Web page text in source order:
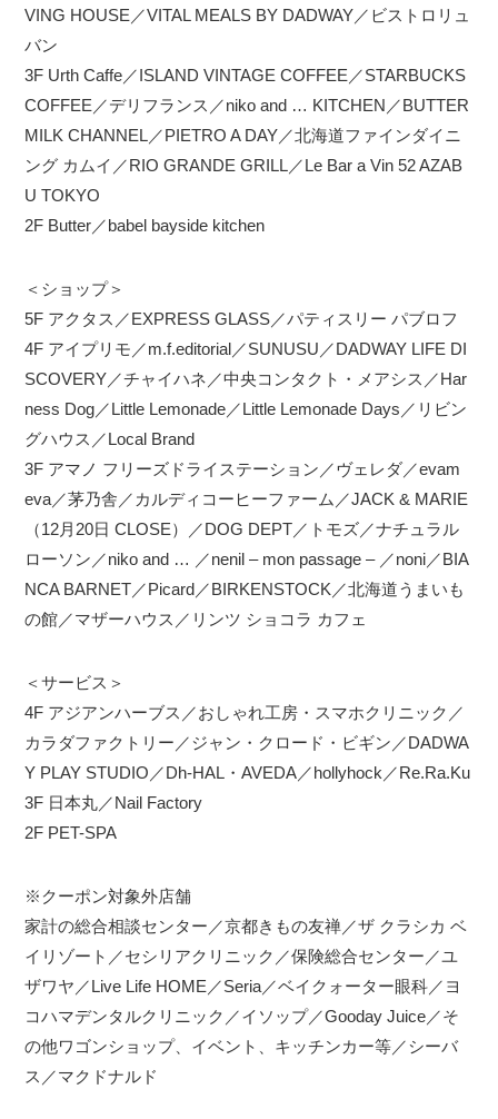
VING HOUSE／VITAL MEALS BY DADWAY／ビストロリュ
バン
3F Urth Caffe／ISLAND VINTAGE COFFEE／STARBUCKS
COFFEE／デリフランス／niko and … KITCHEN／BUTTER
MILK CHANNEL／PIETRO A DAY／北海道ファインダイニ
ング カムイ／RIO GRANDE GRILL／Le Bar a Vin 52 AZAB
U TOKYO
2F Butter／babel bayside kitchen
＜ショップ＞
5F アクタス／EXPRESS GLASS／パティスリー パブロフ
4F アイプリモ／m.f.editorial／SUNUSU／DADWAY LIFE DI
SCOVERY／チャイハネ／中央コンタクト・メアシス／Har
ness Dog／Little Lemonade／Little Lemonade Days／リビン
グハウス／Local Brand
3F アマノ フリーズドライステーション／ヴェレダ／evam
eva／茅乃舎／カルディコーヒーファーム／JACK & MARIE
（12月20日 CLOSE）／DOG DEPT／トモズ／ナチュラル
ローソン／niko and … ／nenil – mon passage – ／noni／BIA
NCA BARNET／Picard／BIRKENSTOCK／北海道うまいも
の館／マザーハウス／リンツ ショコラ カフェ
＜サービス＞
4F アジアンハーブス／おしゃれ工房・スマホクリニック／
カラダファクトリー／ジャン・クロード・ビギン／DADWA
Y PLAY STUDIO／Dh-HAL・AVEDA／hollyhock／Re.Ra.Ku
3F 日本丸／Nail Factory
2F PET-SPA
※クーポン対象外店舗
家計の総合相談センター／京都きもの友禅／ザ クラシカ ベ
イリゾート／セシリアクリニック／保険総合センター／ユ
ザワヤ／Live Life HOME／Seria／ベイクォーター眼科／ヨ
コハマデンタルクリニック／イソップ／Gooday Juice／そ
の他ワゴンショップ、イベント、キッチンカー等／シーバ
ス／マクドナルド